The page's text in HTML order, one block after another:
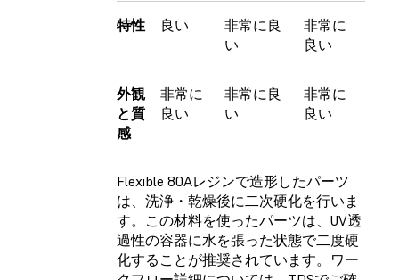
特性 良い
非常に良
い
非常に
良い
外観
と質
感
非常に
良い
非常に良
い
非常に
良い
Flexible 80Aレジンで造形したパーツ
は、洗浄・乾燥後に二次硬化を行いま
す。この材料を使ったパーツは、UV透
過性の容器に水を張った状態で二度硬
化することが推奨されています。ワー